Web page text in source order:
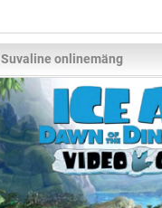
Suvaline onlinemäng